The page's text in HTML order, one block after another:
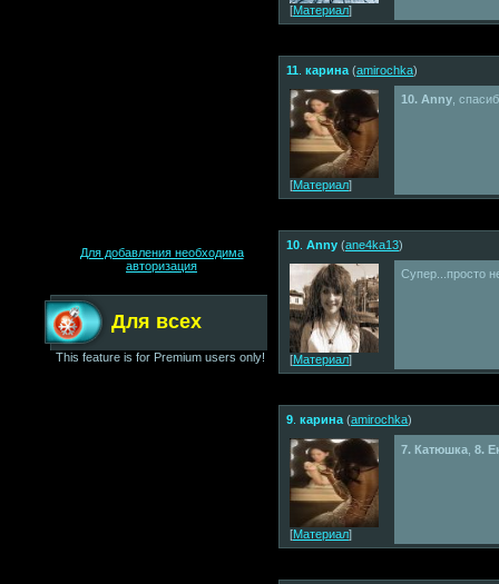
Для добавления необходима
авторизация
Для всех
This feature is for Premium users only!
[Материал]
11 карина (amirochka)
[Материал]
10. Anny ,
10 Anny (ane4ka13)
[Материал]
Cупер...просто
9 карина (amirochka)
[Материал]
7. Катюшка 8.